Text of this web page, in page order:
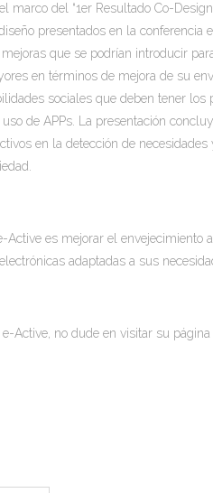
marco del “1er Resultado Co-
presentados en la
que se podrían introducir
en términos de mejora de su
sociales que deben tener
de APPs. La presentación
en la detección de
Active es mejorar el
adaptadas a sus
Active, no dude en visitar su página